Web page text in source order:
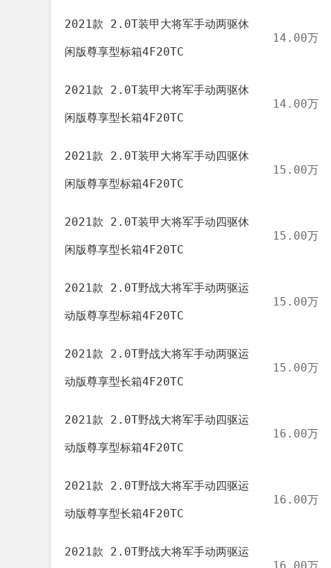
2021款 2.0T装甲大将军手动两驱休
闲版尊享型标箱4F20TC
14.00万
2021款 2.0T装甲大将军手动两驱休
闲版尊享型长箱4F20TC
14.00万
2021款 2.0T装甲大将军手动四驱休
闲版尊享型标箱4F20TC
15.00万
2021款 2.0T装甲大将军手动四驱休
闲版尊享型长箱4F20TC
15.00万
2021款 2.0T野战大将军手动两驱运
动版尊享型标箱4F20TC
15.00万
2021款 2.0T野战大将军手动两驱运
动版尊享型长箱4F20TC
15.00万
2021款 2.0T野战大将军手动四驱运
动版尊享型标箱4F20TC
16.00万
2021款 2.0T野战大将军手动四驱运
动版尊享型长箱4F20TC
16.00万
2021款 2.0T野战大将军手动两驱运